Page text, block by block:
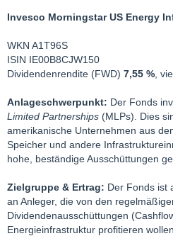
Invesco Morningstar US Energy
WKN A1T96S
ISIN IE00B8CJW150
Dividendenrendite (FWD) 7,55 % ,
Anlageschwerpunkt: Der Fonds
Limited Partnerships (MLPs). Dies
amerikanische Unternehmen aus
Speicher und andere
hohe, beständige Ausschüttungen
Zielgruppe & Ertrag: Der Fonds ist
an Anleger, die von den
Dividendenausschüttungen
Energieinfrastruktur profitieren